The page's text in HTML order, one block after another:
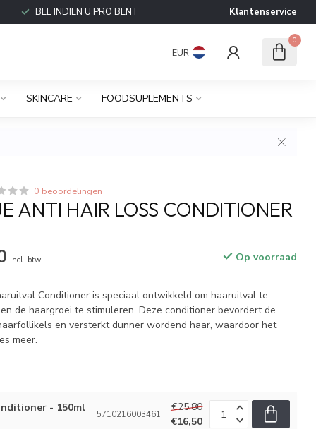
BEL INDIEN U PRO BENT Klantenservice
EUR
0
SKINCARE FOODSUPLEMENTS
0 beoordelingen
ANTI HAIR LOSS CONDITIONER
Incl. btw Op voorraad
Conditioner is speciaal ontwikkeld om haaruitval te
de haargroei te stimuleren. Deze conditioner bevordert de
en versterkt dunner wordend haar, waardoor het
meer.
- 150ml 5710216003461
€25,80
€16,50